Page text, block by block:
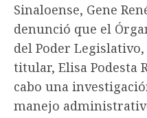
Sinaloense, Gene
denunció que el
del Poder
titular, Elisa Podesta
cabo una
manejo